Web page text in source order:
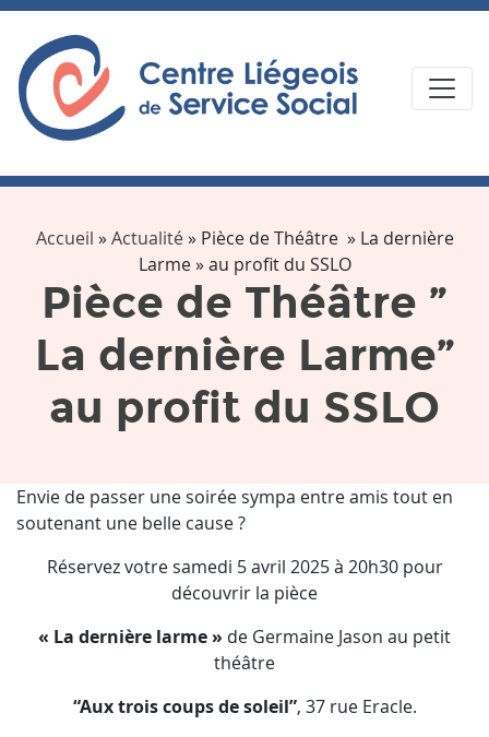
Accueil »Actualité» Pièce de Théâtre » La dernière
Larme » au profit du SSLO
Pièce de Théâtre ”
La dernière Larme”
au profit du SSLO
Envie de passer une soirée sympa entre amis tout en
soutenant une belle cause ?
Réservez votre samedi 5 avril 2025 à 20h30 pour
découvrir la pièce
« La dernière larme » de Germaine Jason au petit
théâtre
“Aux trois coups de soleil”, 37 rue Eracle.